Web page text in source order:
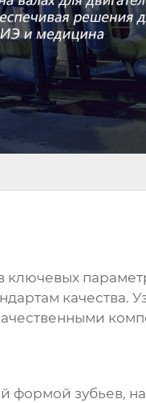
ключевых
качества.
формой зубьев,